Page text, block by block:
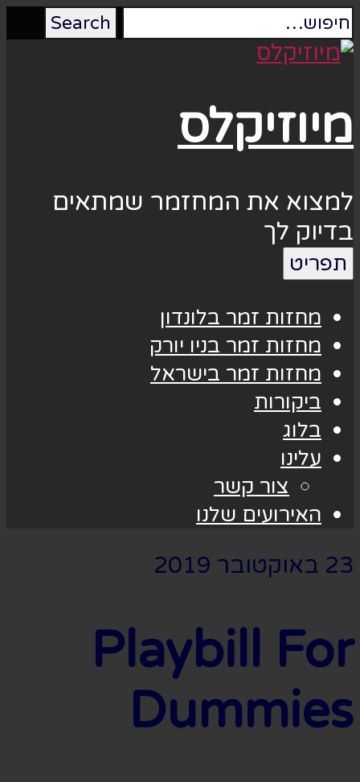
מיוזיקלס
למצוא את המחזמר שמתאים
בדיוק לך
תפריט
מחזות זמר בלונדון
מחזות זמר בניו יורק
מחזות זמר בישראל
ביקורות
בלוג
עלינו
צור קשר
האירועים שלנו
23 באוקטובר 2019
Playbill For
Dummies